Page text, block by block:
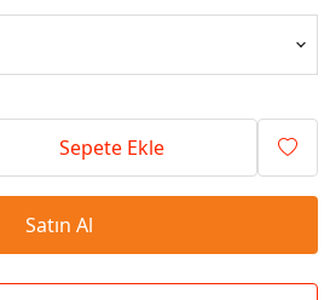
Sepete Ekle
Satın Al